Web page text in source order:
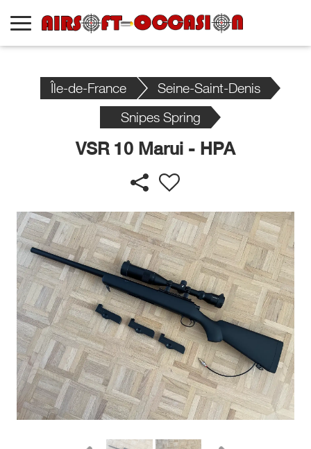
Île-de-France
Seine-Saint-Denis
Snipes Spring
VSR 10 Marui - HPA